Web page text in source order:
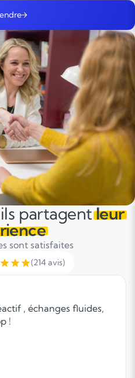
ils partagentleur
sont satisfaites
(214 avis)
, échanges fluides,
!